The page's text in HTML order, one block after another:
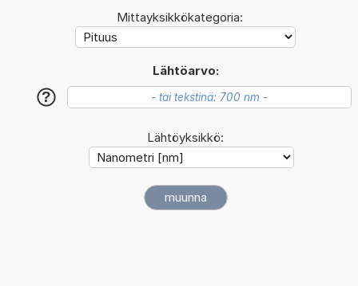
Mittayksikkökategoria:
Lähtöarvo:
?
Lähtöyksikkö: